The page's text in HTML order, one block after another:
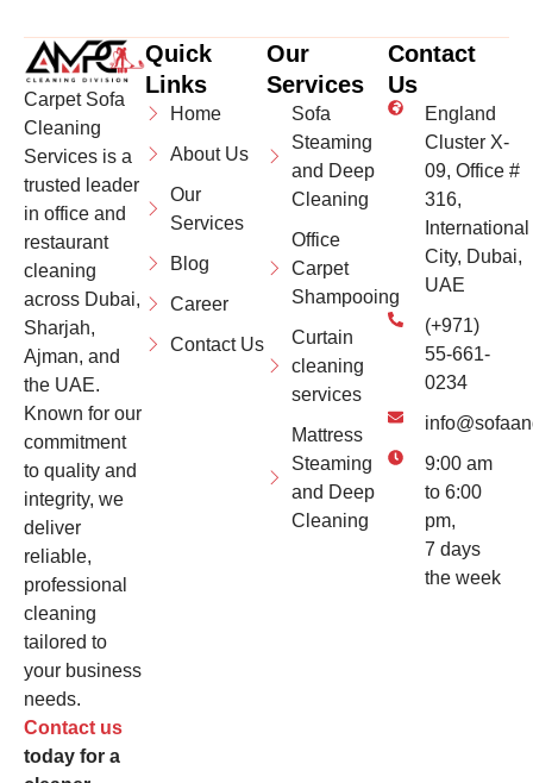
Carpet Sofa
Cleaning
Services is a
trusted leader
in office and
restaurant
cleaning
across Dubai,
Sharjah,
Ajman, and
the UAE.
Known for our
commitment
to quality and
integrity, we
deliver
reliable,
professional
cleaning
tailored to
your business
needs.
Contact us
today for a
Quick
Links
Home
About Us
Our
Services
Blog
Career
Contact Us
Our
Services
Sofa
Steaming
and Deep
Cleaning
Office
Carpet
Shampooing
Curtain
cleaning
services
Mattress
Steaming
and Deep
Cleaning
Contact
Us
England
Cluster X-
09, Office #
316,
International
City, Dubai,
UAE
(+971)
55-661-
0234
9:00 am
to 6:00
pm,
7 days
the week